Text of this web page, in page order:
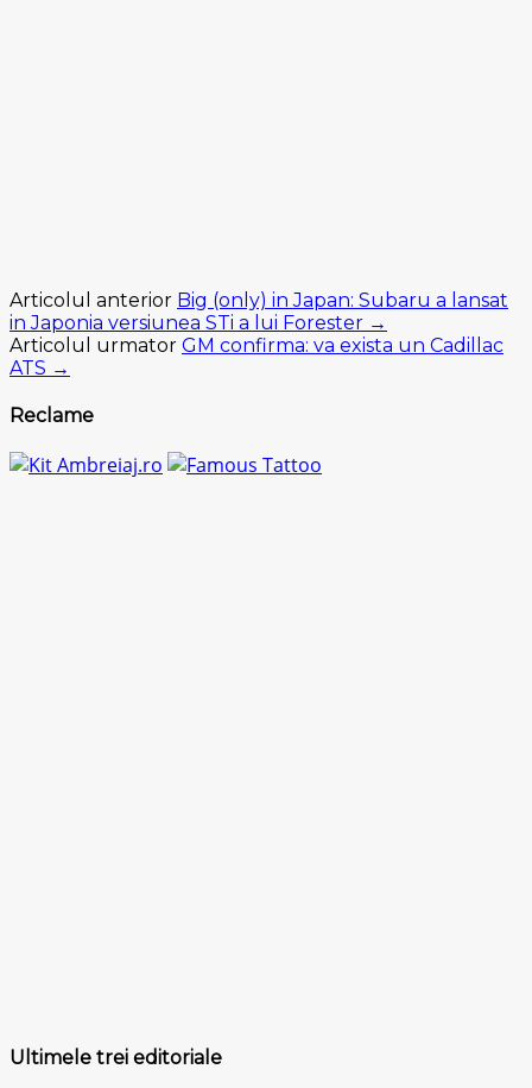
Articolul anterior Big (only) in Japan: Subaru a lansat
in Japonia versiunea STi a lui Forester →
Articolul urmator GM confirma: va exista un Cadillac
ATS →
Reclame
Ultimele trei editoriale